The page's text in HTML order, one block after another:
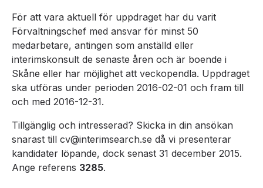
För att vara aktuell för uppdraget har du varit
Förvaltningschef med ansvar för minst 50
medarbetare, antingen som anställd eller
interimskonsult de senaste åren och är boende i
Skåne eller har möjlighet att veckopendla. Uppdraget
ska utföras under perioden 2016-02-01 och fram till
och med 2016-12-31.
Tillgänglig och intresserad? Skicka in din ansökan
snarast till cv@interimsearch.se då vi presenterar
kandidater löpande, dock senast 31 december 2015.
Ange referens 3285.